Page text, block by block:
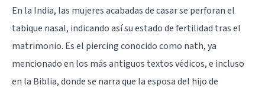
En la India, las mujeres acabadas de casar se perforan el
tabique nasal, indicando así su estado de fertilidad tras el
matrimonio. Es el piercing conocido como nath, ya
mencionado en los más antiguos textos védicos, e incluso
en la Biblia, donde se narra que la esposa del hijo de